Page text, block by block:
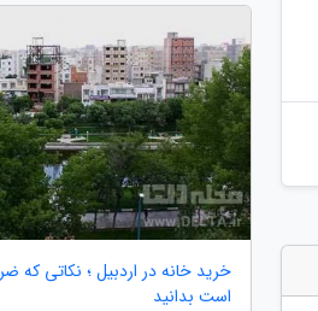
خرید خانه در اردبیل ؛ نکاتی که
است بدانید